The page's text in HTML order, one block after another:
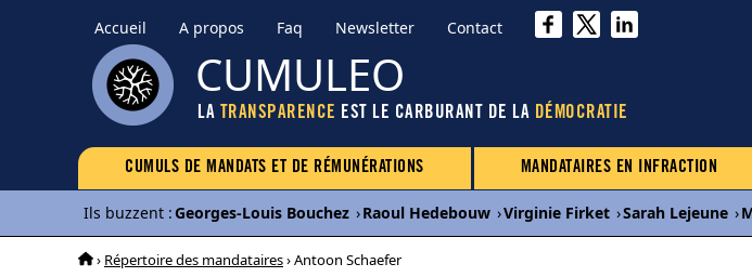
Accueil A propos Faq Newsletter Contact
CUMULEO
LA TRANSPARENCE EST LE CARBURANT DE LA DÉMOCRATIE
CUMULS DE MANDATS ET DE RÉMUNÉRATIONS MANDATAIRES EN INFRACTION
Ils buzzent :Georges-Louis Bouchez ›Raoul Hedebouw ›Virginie Firket ›Sarah Lejeune ›
› Répertoire des mandataires› Antoon Schaefer